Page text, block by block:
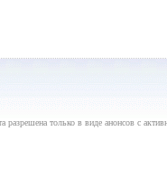
разрешена только в виде анонсов с